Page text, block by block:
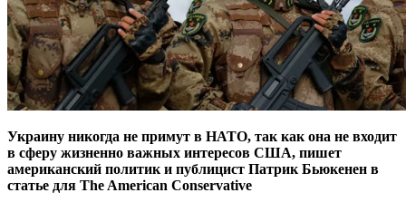
Украину никогда не примут в НАТО, так как она не входит
в сферу жизненно важных интересов США, пишет
американский политик и публицист Патрик Бьюкенен в
статье для The American Conservative